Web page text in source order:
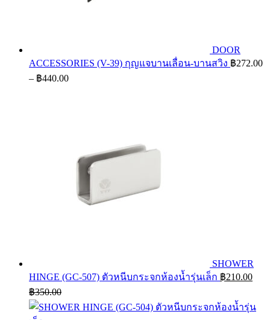
DOOR
ACCESSORIES (V-39) กุญแจบานเลื่อน-บานสวิง ฿272.00
– ฿440.00Price
SHOWER
HINGE (GC-507) ตัวหนีบกระจกห้องน้ำรุ่นเล็ก ฿210.00
฿350.00